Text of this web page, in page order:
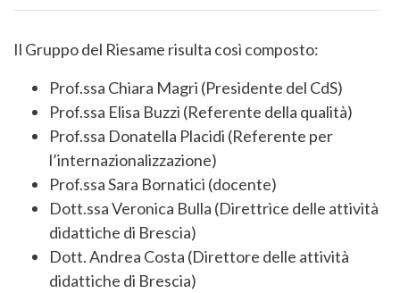
Il Gruppo del Riesame risulta così composto:
Prof.ssa Chiara Magri (Presidente del CdS)
Prof.ssa Elisa Buzzi (Referente della qualità)
Prof.ssa Donatella Placidi (Referente per
l’internazionalizzazione)
Prof.ssa Sara Bornatici (docente)
Dott.ssa Veronica Bulla (Direttrice delle attività
didattiche di Brescia)
Dott. Andrea Costa (Direttore delle attività
didattiche di Brescia)